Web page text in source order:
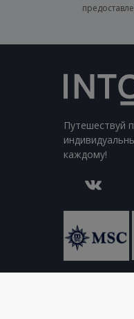
Путешествуй
каждому!